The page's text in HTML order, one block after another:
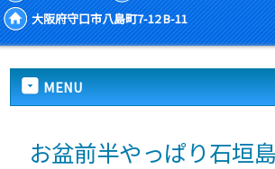
大阪府守口市八島町7-12 B-11
MENU
お盆前半やっぱり石垣